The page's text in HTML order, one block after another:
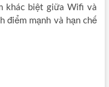
khác biệt giữa Wifi và
điểm mạnh và hạn chế